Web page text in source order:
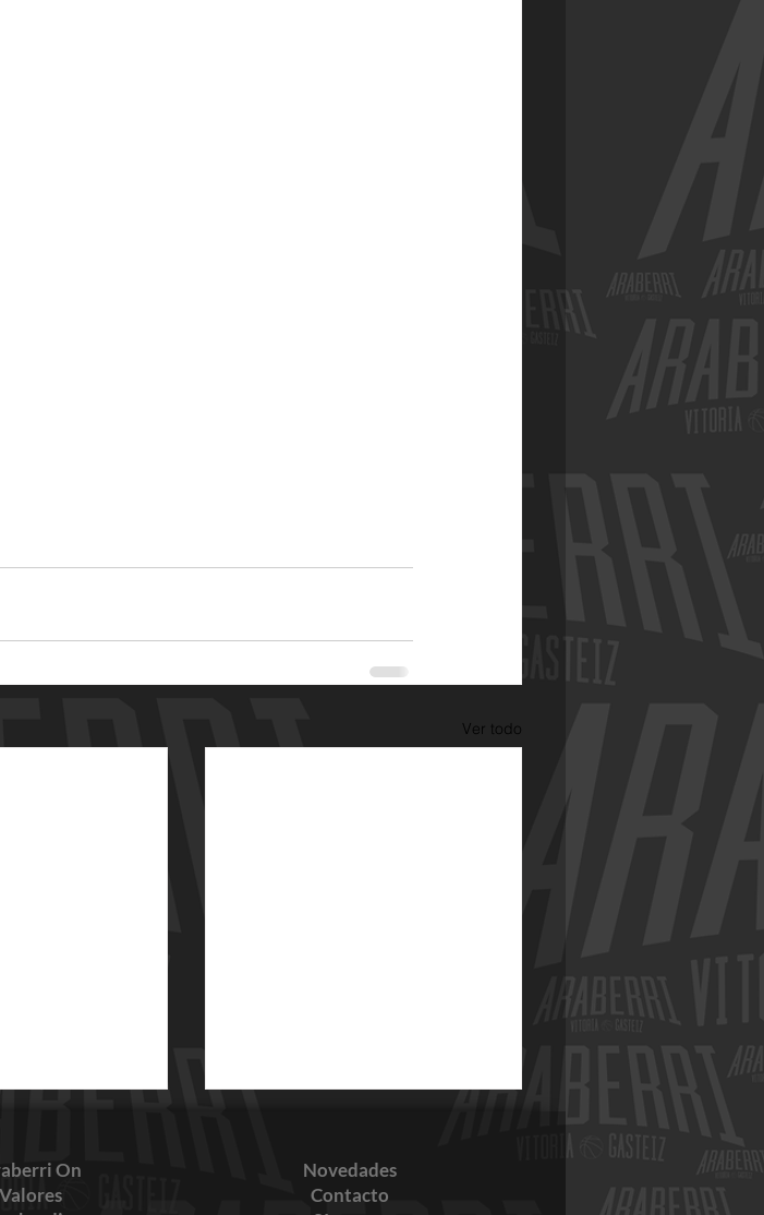
Ver todo
On
Valores
Novedades
Contacto